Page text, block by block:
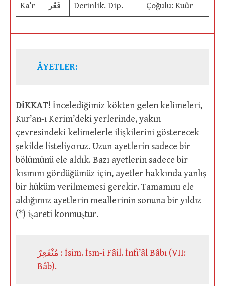
Ka’r قَعْر Derinlik. Dip. Çoğulu: Kuûr
ÂYETLER:
DİKKAT! İncelediğimiz kökten gelen kelimeleri,
Kur’an-ı Kerim’deki yerlerinde, yakın
çevresindeki kelimelerle ilişkilerini gösterecek
şekilde listeliyoruz. Uzun ayetlerin sadece bir
bölümünü ele aldık. Bazı ayetlerin sadece bir
kısmını gördüğümüz için, ayetler hakkında yanlış
bir hüküm verilmemesi gerekir. Tamamını ele
aldığımız ayetlerin meallerinin sonuna bir yıldız
(*) işareti konmuştur.
مُنْقَعِرٌ : İsim. İsm-i Fâil. İnfi’âl Bâbı (VII:
Bâb).